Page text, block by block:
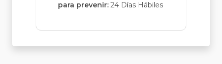
para prevenir: 24 Días Hábiles